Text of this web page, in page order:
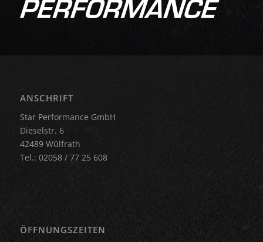
ANSCHRIFT
Star Performance GmbH
Dieselstr. 6
42489 Wülfrath
Tel.: 02058 / 77 25 608
ÖFFNUNGSZEITEN